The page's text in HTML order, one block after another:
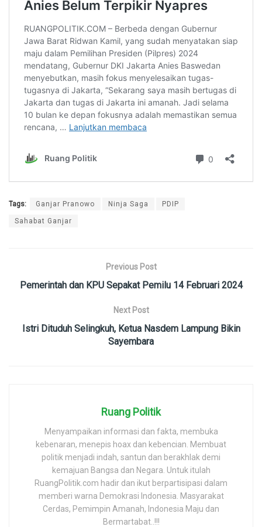
Tags: Ganjar Pranowo Ninja Saga PDIP
Sahabat Ganjar
Previous Post
Pemerintah dan KPU Sepakat Pemilu 14 Februari 2024
Next Post
Istri Dituduh Selingkuh, Ketua Nasdem Lampung Bikin
Sayembara
Ruang Politik
Menyampaikan informasi dan fakta, membuka
kebenaran, menepis hoax dan kebencian. Membuat
politik menjadi indah, santun dan berakhlak demi
kemajuan Bangsa dan Negara. Untuk itulah
RuangPolitik.com hadir dan ikut berpartisipasi dalam
memberi warna Demokrasi Indonesia. Masyarakat
Cerdas, Pemimpin Amanah, Indonesia Maju dan
Bermartabat..!!!